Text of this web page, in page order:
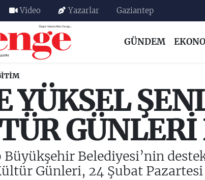
Video Yazarlar Gaziantep
GÜNDEM
YÜKSEL
GÜNLERİ
Büyükşehir Belediyesi’nin
Günleri, 24 Şubat Pazartesi
ve Fikstür